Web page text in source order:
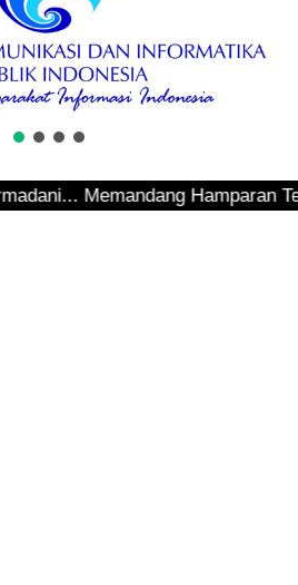
Memandang Hamparan